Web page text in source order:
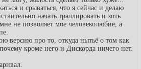
и срываться, что я сейчас и делаю
начать траллировать и хоть
не позволяет мое человеколюбие, а
версию про то, откуда нытьё о том как
кроме него и Дискорда ничего нет.